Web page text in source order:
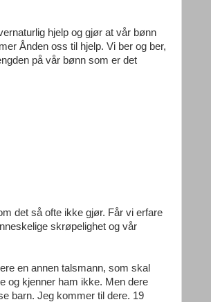
hjelp og gjør at vår bønn
Ånden oss til hjelp. Vi ber og ber,
på vår bønn som er det
det så ofte ikke gjør. Får vi erfare
skrøpelighet og vår
en annen talsmann, som skal
og kjenner ham ikke. Men dere
barn. Jeg kommer til dere. 19